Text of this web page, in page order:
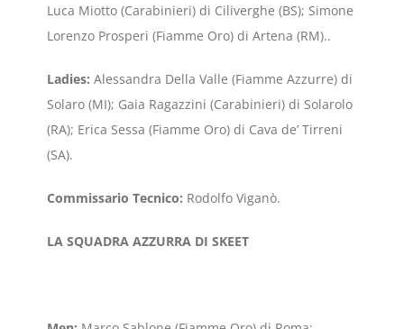
Luca Miotto (Carabinieri) di Ciliverghe (BS); Simone
Lorenzo Prosperi (Fiamme Oro) di Artena (RM)..
Ladies: Alessandra Della Valle (Fiamme Azzurre) di
Solaro (MI); Gaia Ragazzini (Carabinieri) di Solarolo
(RA); Erica Sessa (Fiamme Oro) di Cava de’ Tirreni
(SA).
Commissario Tecnico: Rodolfo Viganò.
LA SQUADRA AZZURRA DI SKEET